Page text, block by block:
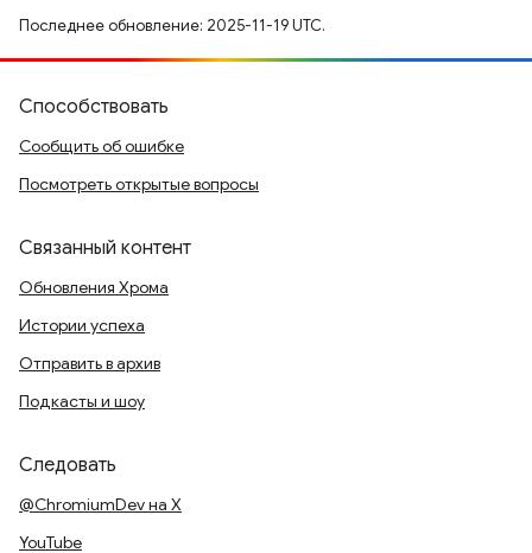
Последнее обновление: 2025-11-19 UTC.
Способствовать
Сообщить об ошибке
Посмотреть открытые вопросы
Связанный контент
Обновления Хрома
Истории успеха
Отправить в архив
Подкасты и шоу
Следовать
@ChromiumDev на X
YouTube